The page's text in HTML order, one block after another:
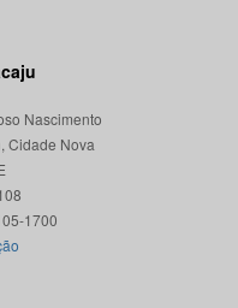
Nascimento
Cidade Nova